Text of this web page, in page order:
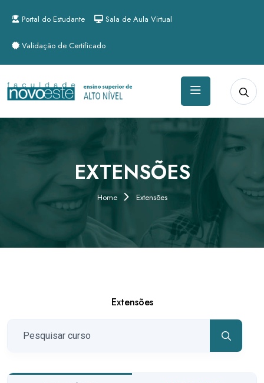
Portal do Estudante Sala de Aula Virtual
Validação de Certificado
EXTENSÕES
Home Extensões
Extensões